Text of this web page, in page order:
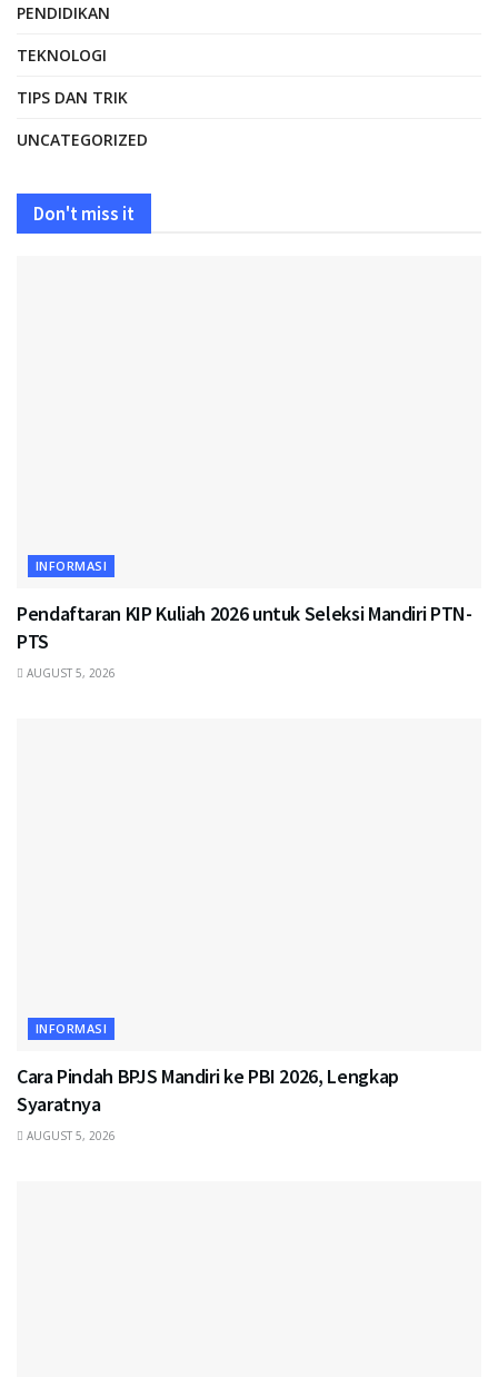
PENDIDIKAN
TEKNOLOGI
TIPS DAN TRIK
UNCATEGORIZED
Don't miss it
INFORMASI
Pendaftaran KIP Kuliah 2026 untuk Seleksi Mandiri PTN-
PTS
AUGUST 5, 2026
INFORMASI
Cara Pindah BPJS Mandiri ke PBI 2026, Lengkap
Syaratnya
AUGUST 5, 2026